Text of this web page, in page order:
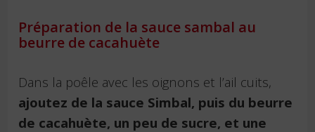
Préparation de la sauce sambal au
beurre de cacahuète
Dans la poêle avec les oignons et l’ail cuits,
ajoutez de la sauce Simbal, puis du beurre
de cacahuète, un peu de sucre, et une